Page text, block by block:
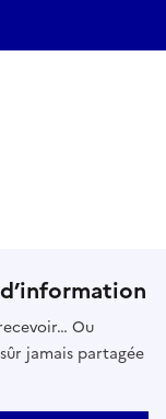
Ou
jamais partagée